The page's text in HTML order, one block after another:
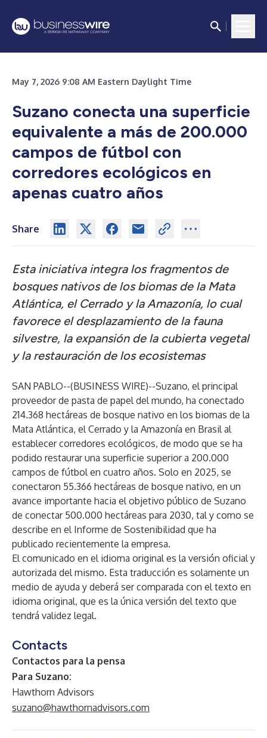
May 7, 2026 9:08 AM Eastern Daylight Time
Suzano conecta una superficie
equivalente a más de 200.000
campos de fútbol con
corredores ecológicos en
apenas cuatro años
Share
Esta iniciativa integra los fragmentos de
bosques nativos de los biomas de la Mata
Atlántica, el Cerrado y la Amazonía, lo cual
favorece el desplazamiento de la fauna
silvestre, la expansión de la cubierta vegetal
y la restauración de los ecosistemas
SAN PABLO--(BUSINESS WIRE)--Suzano, el principal
proveedor de pasta de papel del mundo, ha conectado
214.368 hectáreas de bosque nativo en los biomas de la
Mata Atlántica, el Cerrado y la Amazonía en Brasil al
establecer corredores ecológicos, de modo que se ha
podido restaurar una superficie superior a 200.000
campos de fútbol en cuatro años. Solo en 2025, se
conectaron 55.366 hectáreas de bosque nativo, en un
avance importante hacia el objetivo público de Suzano
de conectar 500.000 hectáreas para 2030, tal y como se
describe en el Informe de Sostenibilidad que ha
publicado recientemente la empresa.
El comunicado en el idioma original es la versión oficial y
autorizada del mismo. Esta traducción es solamente un
medio de ayuda y deberá ser comparada con el texto en
idioma original, que es la única versión del texto que
tendrá validez legal.
Contacts
Contactos para la pensa
Para Suzano:
Hawthorn Advisors
suzano@hawthornadvisors.com